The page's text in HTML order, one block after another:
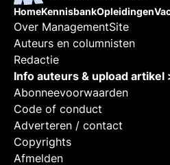
HomeKennisbankOpleidingen
Over ManagementSite
Auteurs en columnisten
Redactie
Info auteurs & upload artikel
Abonneevoorwaarden
Code of conduct
Adverteren / contact
Copyrights
Afmelden